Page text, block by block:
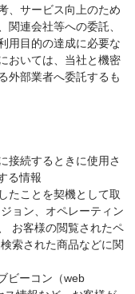
、サービス向上のため
関連会社等への委託、
用目的の達成に必要な
おいては、当社と機密
外部業者へ委託するも
接続するときに使用さ
る情報
たことを契機として取
ョン、オペレーティン
お客様の閲覧されたペ
索された商品などに関
ビーコン（web